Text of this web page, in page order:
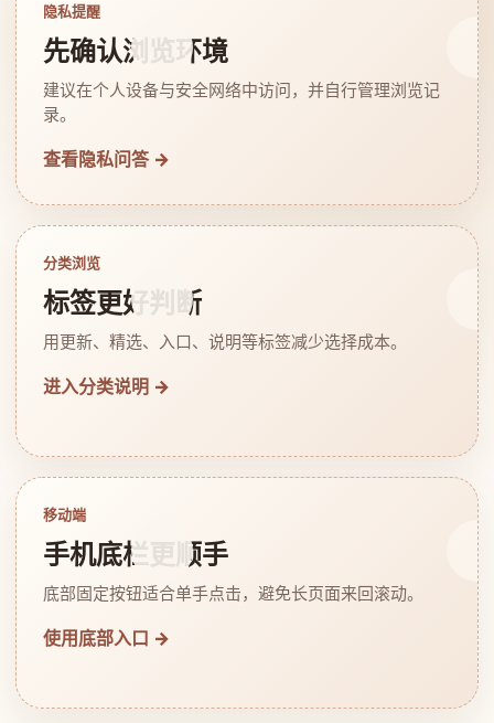
隐私提醒
先确认浏览环境
建议在个人设备与安全网络中访问，并自行管理浏览记
录。
查看隐私问答 →
分类浏览
标签更好判断
用更新、精选、入口、说明等标签减少选择成本。
进入分类说明 →
移动端
手机底栏更顺手
底部固定按钮适合单手点击，避免长页面来回滚动。
使用底部入口 →